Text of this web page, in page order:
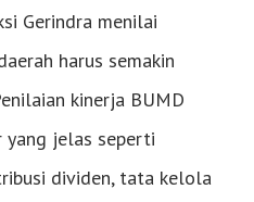
Gerindra menilai
harus semakin
kinerja BUMD
yang jelas seperti
dividen, tata kelola